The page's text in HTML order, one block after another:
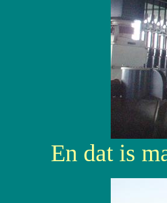
En dat is